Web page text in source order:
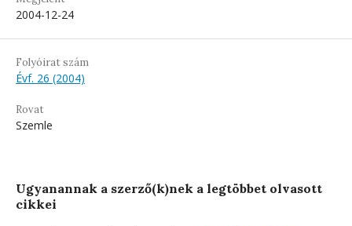
2004-12-24
Folyóirat szám
Évf. 26 (2004)
Rovat
Szemle
Ugyanannak a szerző(k)nek a legtöbbet olvasott
cikkei